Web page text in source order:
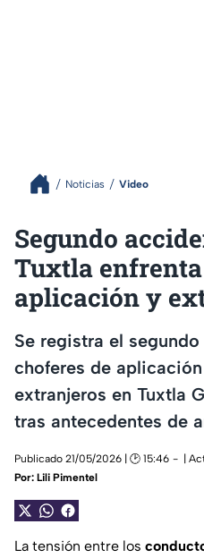
Noticias Video
Segundo
Tuxtla
aplicación y
Se registra el
choferes de
extranjeros en Tuxtla
tras antecedentes de
Publicado 21/05/2026 | 🕑 15:46
|
Por: Lili Pimentel
La tensión entre los